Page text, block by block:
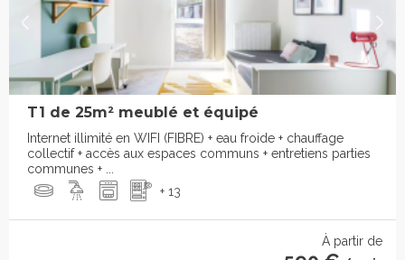
T1 de 25m² meublé et équipé
Internet illimité en WIFI (FIBRE) + eau froide + chauffage
collectif + accès aux espaces communs + entretiens parties
communes + ...
+ 13
À partir de